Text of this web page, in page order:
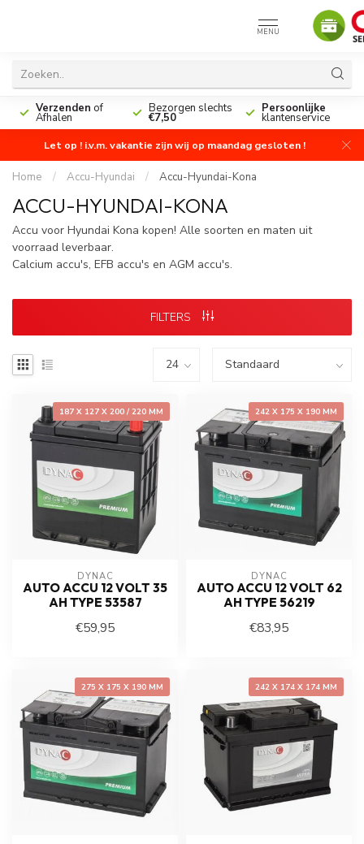
MENU
Verzenden of
Afhalen
Bezorgen slechts
€7,50
Persoonlijke
klantenservice
Let op ! i.v.m. vakantie zijn wij op maandag gesloten !
Home / Accu-Hyundai / Accu-Hyundai-Kona
ACCU-HYUNDAI-KONA
Accu voor Hyundai Kona kopen! Alle soorten en maten uit
voorraad leverbaar.
Calcium accu's, EFB accu's en AGM accu's.
FILTERS
187 X 127 X 200 / 220 MM
DYNAC
AUTO ACCU 12 VOLT 35
AH TYPE 53587
€59,95
242 X 175 X 190 MM
DYNAC
AUTO ACCU 12 VOLT 62
AH TYPE 56219
€83,95
275 X 175 X 190 MM 242 X 174 X 174 MM